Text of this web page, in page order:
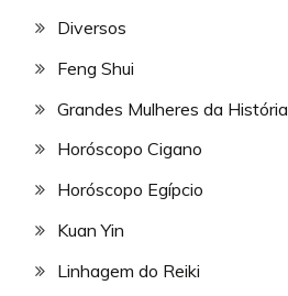
Diversos
Feng Shui
Grandes Mulheres da História
Horóscopo Cigano
Horóscopo Egípcio
Kuan Yin
Linhagem do Reiki